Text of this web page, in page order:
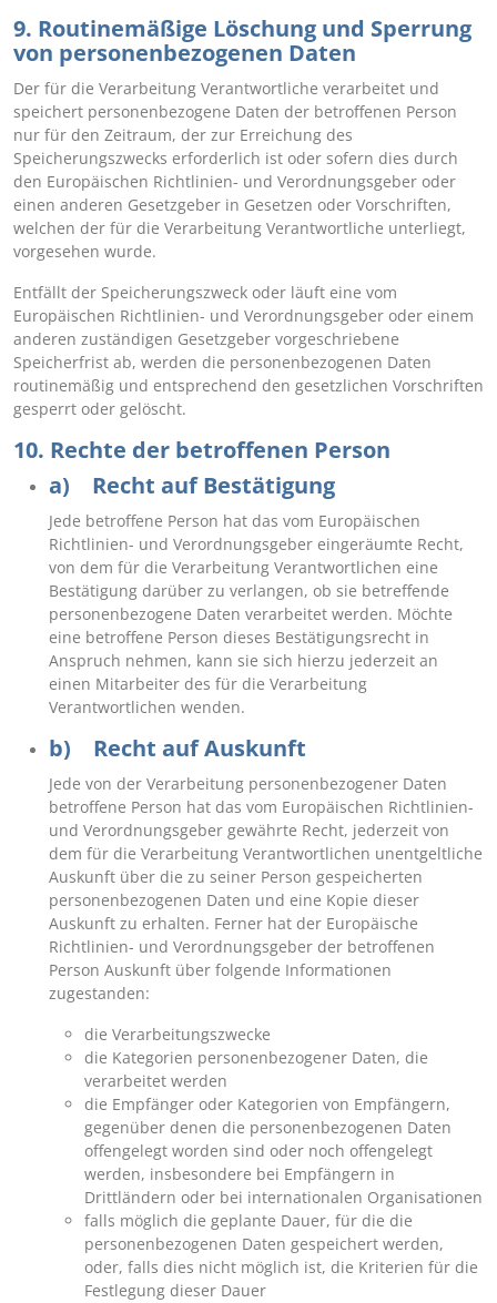
9. Routinemäßige Löschung und Sperrung
von personenbezogenen Daten
Der für die Verarbeitung Verantwortliche verarbeitet und
speichert personenbezogene Daten der betroffenen Person
nur für den Zeitraum, der zur Erreichung des
Speicherungszwecks erforderlich ist oder sofern dies durch
den Europäischen Richtlinien- und Verordnungsgeber oder
einen anderen Gesetzgeber in Gesetzen oder Vorschriften,
welchen der für die Verarbeitung Verantwortliche unterliegt,
vorgesehen wurde.
Entfällt der Speicherungszweck oder läuft eine vom
Europäischen Richtlinien- und Verordnungsgeber oder einem
anderen zuständigen Gesetzgeber vorgeschriebene
Speicherfrist ab, werden die personenbezogenen Daten
routinemäßig und entsprechend den gesetzlichen Vorschriften
gesperrt oder gelöscht.
10. Rechte der betroffenen Person
a) Recht auf Bestätigung
Jede betroffene Person hat das vom Europäischen
Richtlinien- und Verordnungsgeber eingeräumte Recht,
von dem für die Verarbeitung Verantwortlichen eine
Bestätigung darüber zu verlangen, ob sie betreffende
personenbezogene Daten verarbeitet werden. Möchte
eine betroffene Person dieses Bestätigungsrecht in
Anspruch nehmen, kann sie sich hierzu jederzeit an
einen Mitarbeiter des für die Verarbeitung
Verantwortlichen wenden.
b) Recht auf Auskunft
Jede von der Verarbeitung personenbezogener Daten
betroffene Person hat das vom Europäischen Richtlinien-
und Verordnungsgeber gewährte Recht, jederzeit von
dem für die Verarbeitung Verantwortlichen unentgeltliche
Auskunft über die zu seiner Person gespeicherten
personenbezogenen Daten und eine Kopie dieser
Auskunft zu erhalten. Ferner hat der Europäische
Richtlinien- und Verordnungsgeber der betroffenen
Person Auskunft über folgende Informationen
zugestanden:
die Verarbeitungszwecke
die Kategorien personenbezogener Daten, die
verarbeitet werden
die Empfänger oder Kategorien von Empfängern,
gegenüber denen die personenbezogenen Daten
offengelegt worden sind oder noch offengelegt
werden, insbesondere bei Empfängern in
Drittländern oder bei internationalen Organisationen
falls möglich die geplante Dauer, für die die
personenbezogenen Daten gespeichert werden,
oder, falls dies nicht möglich ist, die Kriterien für die
Festlegung dieser Dauer